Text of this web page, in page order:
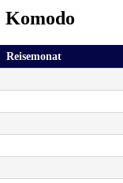
Komodo
Reisemonat